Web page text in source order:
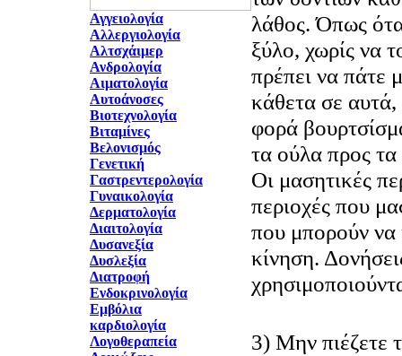
Αγγειολογία
Αλλεργιολογία
Αλτσχάιμερ
Ανδρολογία
Αιματολογία
Αυτοάνοσες
Βιοτεχνολογία
Βιταμίνες
Βελονισμός
Γενετική
Γαστρεντερολογία
Γυναικολογία
Δερματολογία
Διαιτολογία
Δυσανεξία
Δυσλεξία
Διατροφή
Ενδοκρινολογία
Εμβόλια
καρδιολογία
Λογοθεραπεία
λάθος. Όπως
ξύλο, χωρίς να
πρέπει να πάτε
κάθετα σε αυτά,
φορά
τα ούλα προς τα
Οι μασητικές
περιοχές που
που μπορούν να
κίνηση.
3) Μην πιέζετε